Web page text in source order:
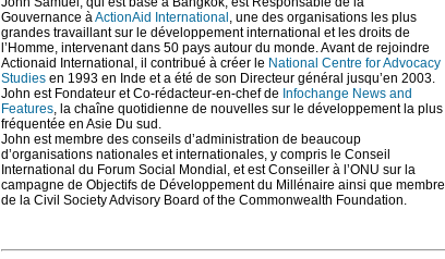
Gouvernance à ActionAid International , une des organisations les plus
grandes travaillant sur le développement international et les droits de
l’Homme, intervenant dans 50 pays autour du monde. Avant de rejoindre
Actionaid International, il contribué à créer le National Centre for Advocacy
Studies en 1993 en Inde et a été de son Directeur général jusqu’en 2003.
John est Fondateur et Co-rédacteur-en-chef de Infochange News and
Features , la chaîne quotidienne de nouvelles sur le développement la plus
fréquentée en Asie Du sud.
John est membre des conseils d’administration de beaucoup
d’organisations nationales et internationales, y compris le Conseil
International du Forum Social Mondial, et est Conseiller à l’ONU sur la
campagne de Objectifs de Développement du Millénaire ainsi que membre
de la Civil Society Advisory Board of the Commonwealth Foundation.